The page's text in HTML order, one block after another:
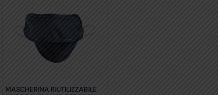
MASCHERINA RIUTILIZZABILE